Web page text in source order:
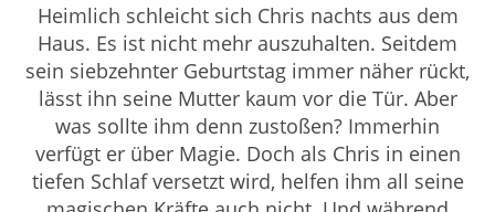
Heimlich schleicht sich Chris nachts aus dem
Haus. Es ist nicht mehr auszuhalten. Seitdem
sein siebzehnter Geburtstag immer näher rückt,
lässt ihn seine Mutter kaum vor die Tür. Aber
was sollte ihm denn zustoßen? Immerhin
verfügt er über Magie. Doch als Chris in einen
tiefen Schlaf versetzt wird, helfen ihm all seine